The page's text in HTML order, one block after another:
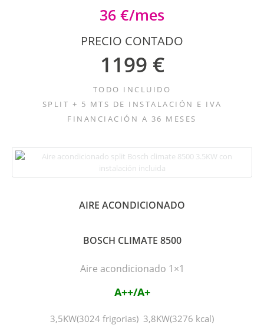
36 €/mes
PRECIO CONTADO
1199 €
TODO INCLUIDO
SPLIT + 5 MTS DE INSTALACIÓN E IVA
FINANCIACIÓN A 36 MESES
AIRE ACONDICIONADO
BOSCH CLIMATE 8500
Aire acondicionado 1×1
A++/A+
3,5KW(3024 frigorias) 3,8KW(3276 kcal)